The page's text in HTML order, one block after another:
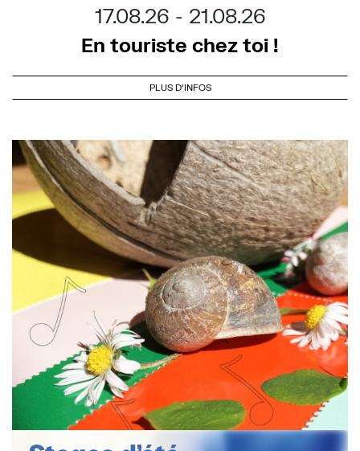
17.08.26
21.08.26
En touriste chez toi !
PLUS D'INFOS